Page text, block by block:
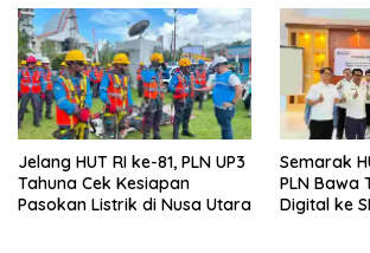
a
r
u
)
g
b
a
r
u
)
Jelang HUT RI ke-81, PLN UP3
Tahuna Cek Kesiapan
Pasokan Listrik di Nusa Utara
Semarak
PLN Bawa
Digital ke